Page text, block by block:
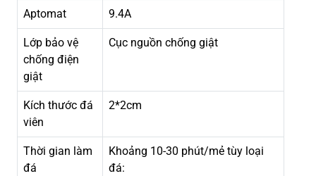
Aptomat 9.4A
Lớp bảo vệ
chống điện
giật
Cục nguồn chống giật
Kích thước đá
viên
2*2cm
Thời gian làm
đá
Khoảng 10-30 phút/mẻ tùy loại
đá: